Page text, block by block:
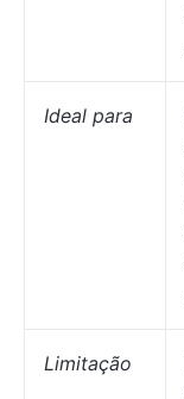
Ideal para
Limitação